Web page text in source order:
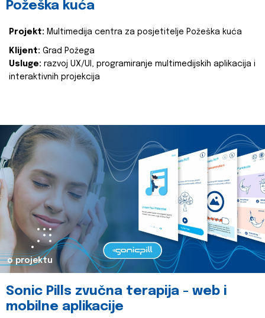
Požeška kuća
Projekt: Multimedija centra za posjetitelje Požeška kuća
Klijent: Grad Požega
Usluge: razvoj UX/UI, programiranje multimedijskih aplikacija i
interaktivnih projekcija
o projektu
Sonic Pills zvučna terapija - web i
mobilne aplikacije